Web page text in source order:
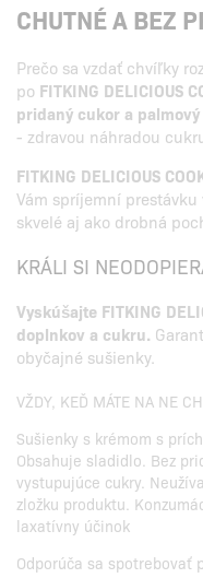
CHUTNÉ A BEZ
Prečo sa vzdať chvíľky
po FITKING DELICIOUS
pridaný cukor a palmový
- zdravou náhradou
FITKING DELICIOUS
Vám spríjemní prestávku
skvelé aj ako drobná
KRÁLI SI
Vyskúšajte FITKING
doplnkov a cukru.
obyčajné sušienky.
VŽDY, KEĎ MÁTE NA NE
Sušienky s krémom s
Obsahuje sladidlo. Bez
vystupujúce cukry.
zložku produktu.
laxatívny účinok
Odporúča sa spotrebovať